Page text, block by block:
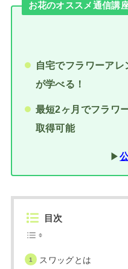
お花のオススメ通信講
自宅でフラワーア
が学べる！
最短2ヶ月でフラワ
取得可能
▶︎
目次
スワッグとは